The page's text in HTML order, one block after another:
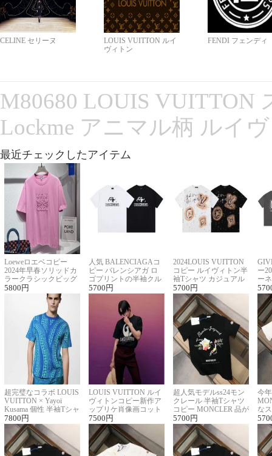
CELINE セリーヌ
LOUIS VUITTON ルイ
ヴィトン
FENDI フェンディ
M80680 LOUIS VUITTON
Lockme アニマル柄 ルイ
最近チェックしたアイテム
Loeweロエベコピー
2024年早春ソリッドカ
ラークラシックビッグ
ロゴ刺繍Tシャツ
5800 円
人気 BALENCIAGAコ
ピー バレンシアガ ロ
ゴプリントの半袖クル
ーネックTシャツ
5700 円
2024LOUIS VUITTON
コピー ルイヴィトン半
袖Tシャツ カジュアル
に馴染む 2色展開
5700 円
ー
ー
ー
超完璧なコラボ LOUIS
VUITTON × Yayoi
Kusama 個性 半袖Tシャ
ツコピー男女兼用
7800 円
LOUIS VUITTON ルイ
ヴィトンコピー新作ア
ップリケ肖像画コット
ンニット半袖Tシャツ
7500 円
超人気モデルss24モン
クレール 半袖Tシャツ
コピー MONCLER 品が
良く見た目
5700 円
今
な
ル